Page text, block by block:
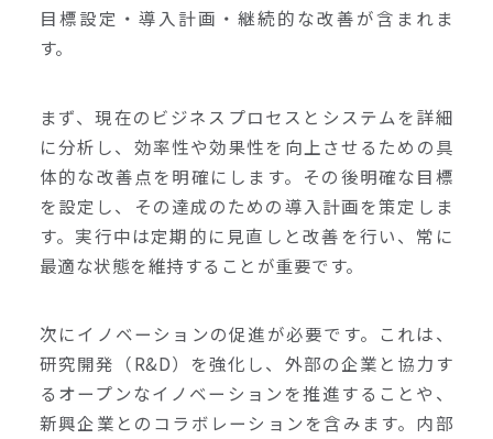
目標設定・導入計画・継続的な改善が含まれま
す。
まず、現在のビジネスプロセスとシステムを詳細
に分析し、効率性や効果性を向上させるための具
体的な改善点を明確にします。その後明確な目標
を設定し、その達成のための導入計画を策定しま
す。実行中は定期的に見直しと改善を行い、常に
最適な状態を維持することが重要です。
次にイノベーションの促進が必要です。これは、
研究開発（R&D）を強化し、外部の企業と協力す
るオープンなイノベーションを推進することや、
新興企業とのコラボレーションを含みます。内部